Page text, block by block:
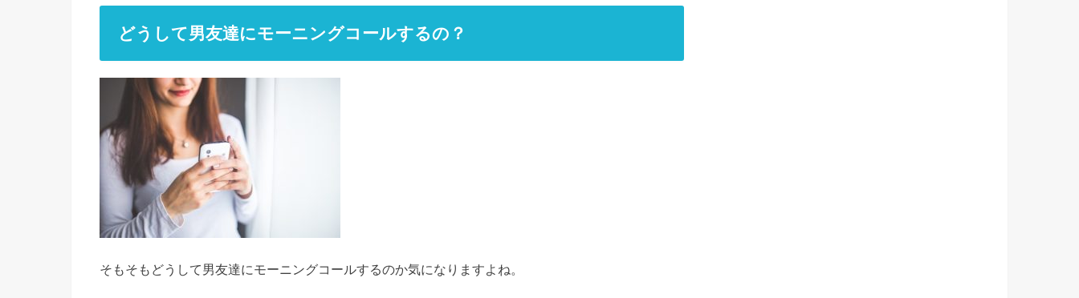
どうして男友達にモーニングコールするの？
そもそもどうして男友達にモーニングコールするのか気になりますよね。